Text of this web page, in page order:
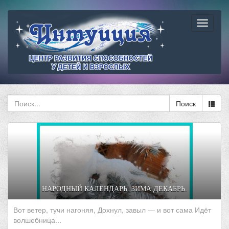
Поиск
НАРОДНЫЙ КАЛЕНДАРЬ. ЗИМА.ДЕКАБРЬ.
Вот ветер, тучи нагоняя, Дохнул, завыл — и вот сама Идёт
волшебница...